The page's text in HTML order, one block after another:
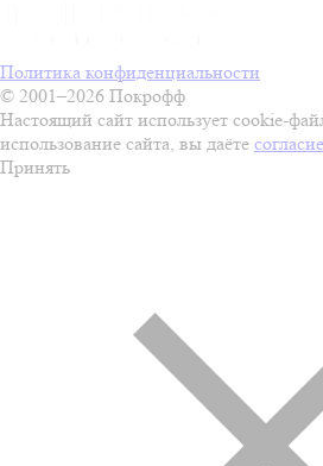
Политика конфиденциальности
© 2001–2026 Покрофф
Настоящий сайт использует cookie-
использование сайта, вы даёте
Принять